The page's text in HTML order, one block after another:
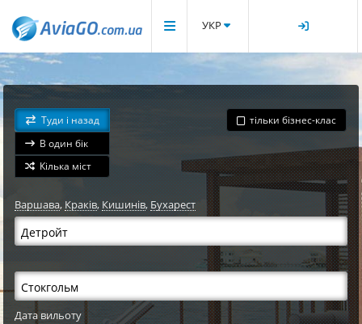
УКР
Туди і назад
В один бік
Кілька міст
тільки бізнес-клас
Варшава,Краків, Кишинів, Бухарест
Дата вильоту